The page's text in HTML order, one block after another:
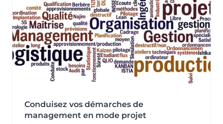
AFNOR
:
ISO
14001
VERSION
2015
:
LES
NOUVELLES
!
Conduisez vos démarches de
management en mode projet